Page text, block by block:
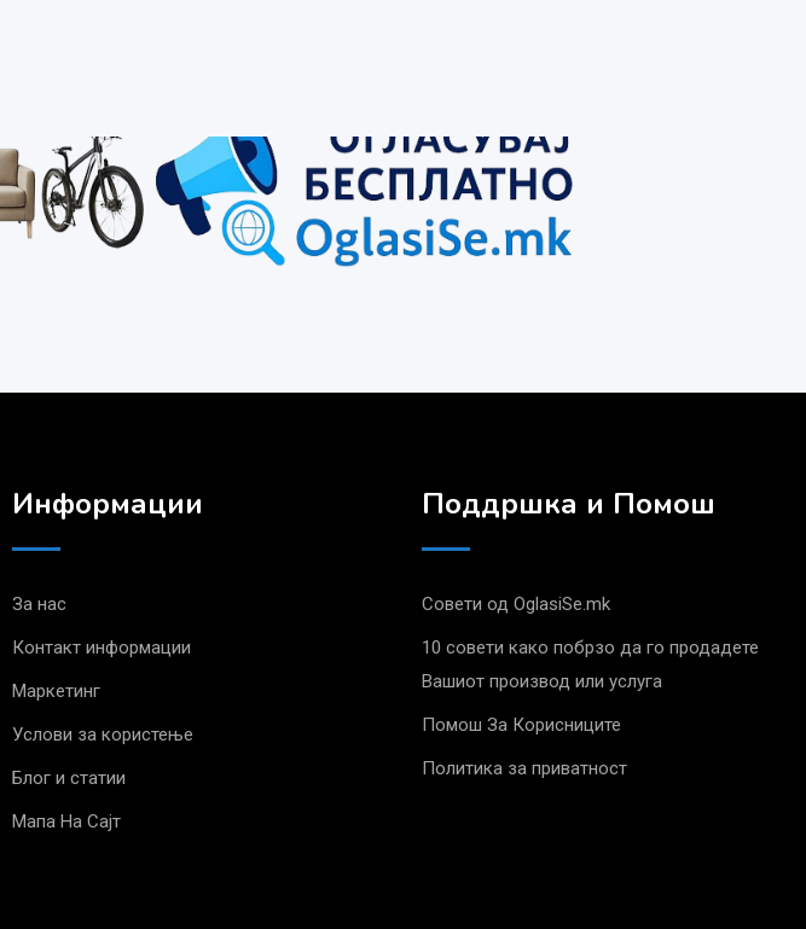
Информации
За нас
Контакт информации
Маркетинг
Услови за користење
Блог и статии
Мапа На Сајт
Поддршка и Помош
Совети од OglasiSe.mk
10 совети како побрзо да го продадете
Вашиот производ или услуга
Помош За Корисниците
Политика за приватност